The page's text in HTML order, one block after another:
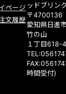
ページ
文履歴
ッドブリン
〒4700136
愛知県日進
竹の山
１丁目618-
時間受付)